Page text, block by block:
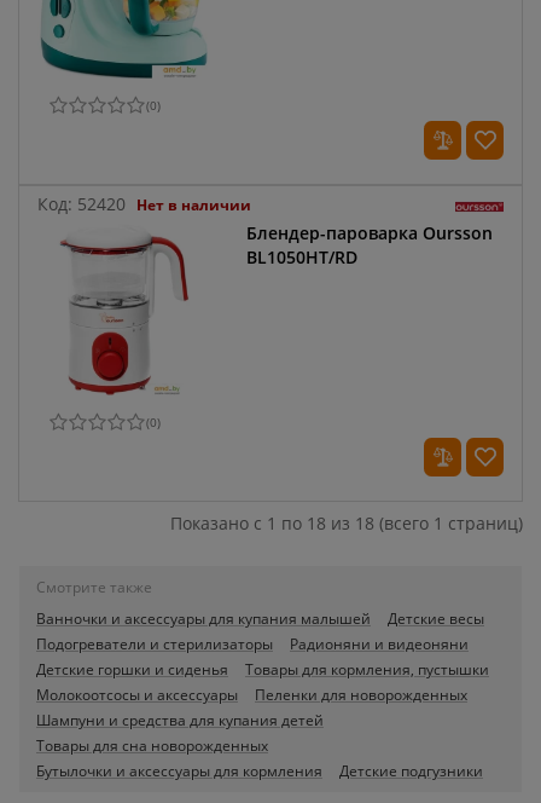
(0)
Код: 52420 Нет в наличии
Блендер-пароварка Oursson
BL1050HT/RD
(0)
Показано с 1 по 18 из 18 (всего 1 страниц)
Смотрите также
Ванночки и аксессуары для купания малышей
Детские весы
Подогреватели и стерилизаторы
Радионяни и видеоняни
Детские горшки и сиденья
Товары для кормления, пустышки
Молокоотсосы и аксессуары
Пеленки для новорожденных
Шампуни и средства для купания детей
Товары для сна новорожденных
Бутылочки и аксессуары для кормления
Детские подгузники